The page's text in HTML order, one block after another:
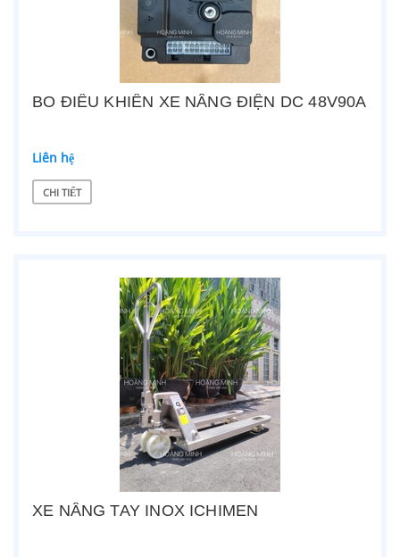
BO ĐIỀU KHIỂN XE NÂNG ĐIỆN DC 48V90A
Liên hệ
CHI TIẾT
XE NÂNG TAY INOX ICHIMEN